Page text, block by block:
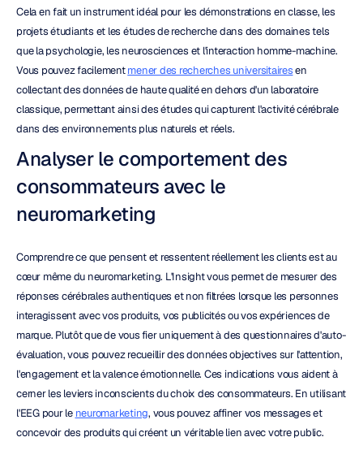
Cela en fait un instrument idéal pour les démonstrations en classe, les
projets étudiants et les études de recherche dans des domaines tels
que la psychologie, les neurosciences et l'interaction homme-machine.
Vous pouvez facilement mener des recherches universitaires en
collectant des données de haute qualité en dehors d'un laboratoire
classique, permettant ainsi des études qui capturent l'activité cérébrale
dans des environnements plus naturels et réels.
Analyser le comportement des
consommateurs avec le
neuromarketing
Comprendre ce que pensent et ressentent réellement les clients est au
cœur même du neuromarketing. L'Insight vous permet de mesurer des
réponses cérébrales authentiques et non filtrées lorsque les personnes
interagissent avec vos produits, vos publicités ou vos expériences de
marque. Plutôt que de vous fier uniquement à des questionnaires d'auto-
évaluation, vous pouvez recueillir des données objectives sur l'attention,
l'engagement et la valence émotionnelle. Ces indications vous aident à
cerner les leviers inconscients du choix des consommateurs. En utilisant
l'EEG pour le neuromarketing, vous pouvez affiner vos messages et
concevoir des produits qui créent un véritable lien avec votre public.